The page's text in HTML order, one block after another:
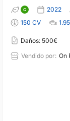
2022
150 CV
Daños: 500€
Vendido por: On